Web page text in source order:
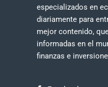
especializados en
diariamente para
mejor contenido,
informadas en el
finanzas e